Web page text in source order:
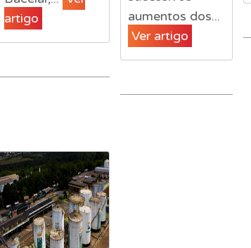
artigo
aumentos dos...
Ver artigo